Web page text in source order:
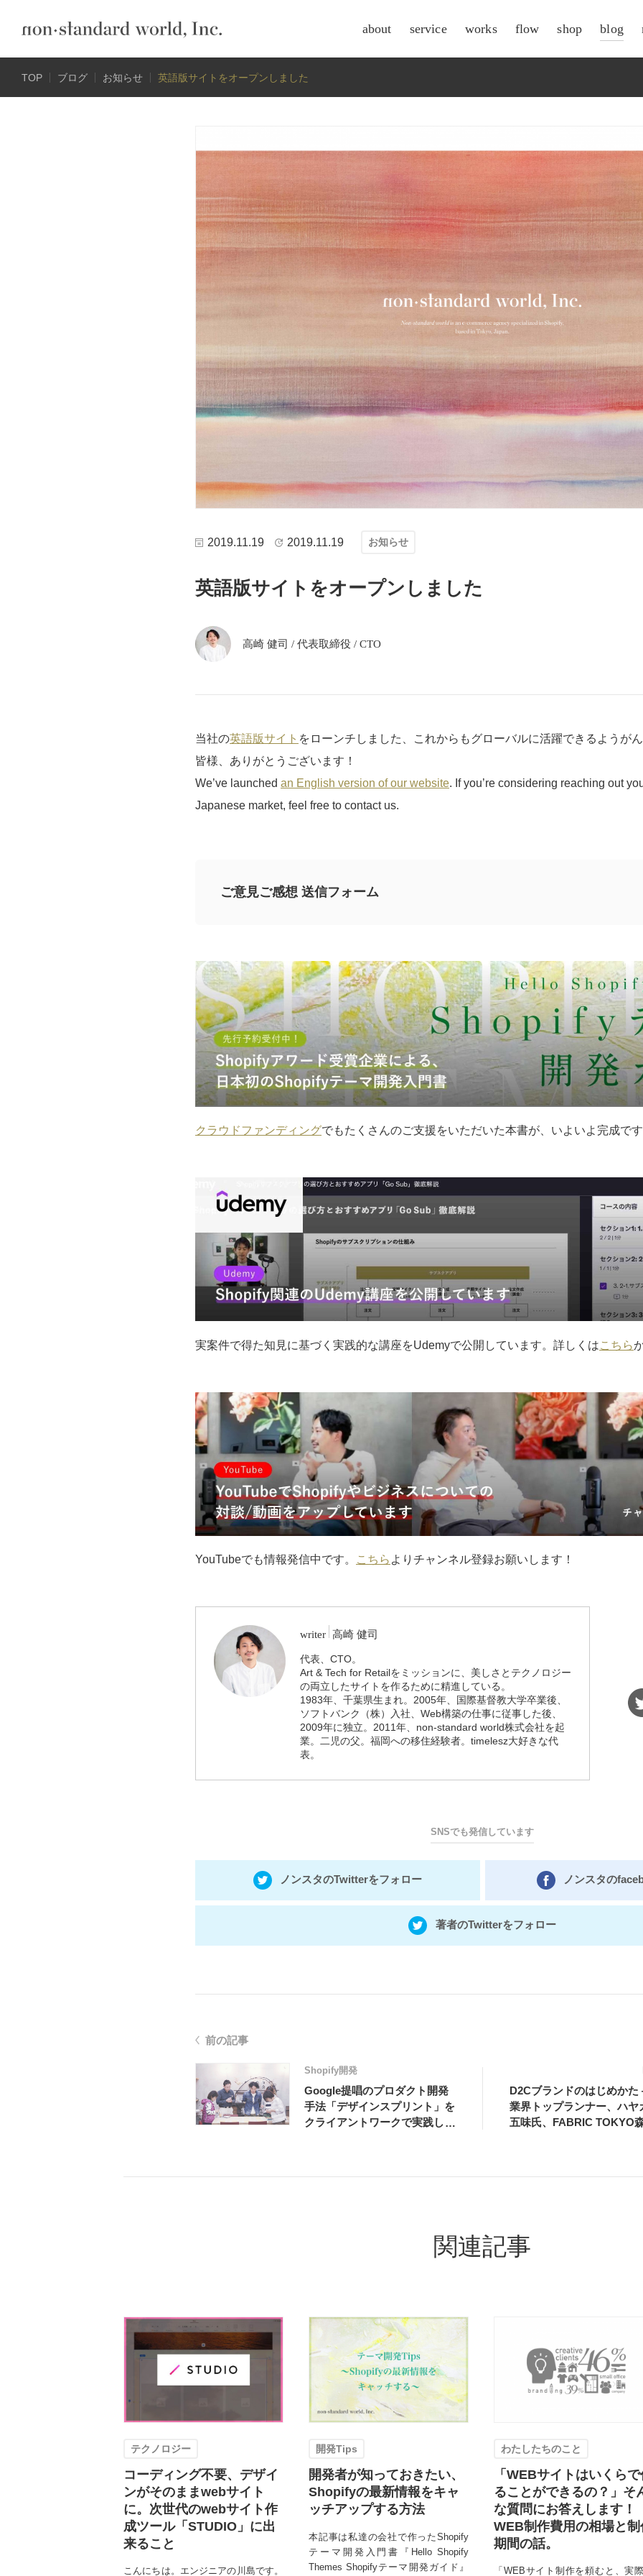
about
csr
service works flow shop blog
TOP ブログ お知らせ 英語版サイトをオープンしました
2019.11.19 2019.11.19 お知らせ
英語版サイトをオープンしました
高崎 健司 / 代表取締役 / CTO
当社の英語版サイト をローンチしました、これからもグローバルに活躍できるようが
皆様、ありがとうございます！
We’ve launched an English version of our website. If you’re considering reaching out
Japanese market, feel free to contact us.
ご意見ご感想 送信フォーム
合がございます。あらかじめご了承ください。
クラウドファンディングでもたくさんのご支援をいただいた本書が、いよいよ完成で
実案件で得た知見に基づく実践的な講座をUdemyで公開しています。詳しくはこちら
YouTubeでも情報発信中です。 こちら よりチャンネル登録お願いします！
writer 高崎 健司
取
締
役
/
CTO
代表、CTO。
Art & Tech for Retailをミッションに、美しさとテクノロジー
の両立したサイトを作るために精進している。
1983年、千葉県生まれ。2005年、国際基督教大学卒業後、
ソフトバンク（株）入社、Web構築の仕事に従事した後、
2009年に独立。2011年、non-standard world株式会社を起
業。二児の父。福岡への移住経験者。timelesz大好きな代
表。
SNSでも発信しています
ノンスタのTwitterをフォロー ノンスタの
著者のTwitterをフォロー
前の記事
Shopify開発
Google提唱のプロダクト開発
手法「デザインスプリント」を
クライアントワークで実践した
D2Cブランドのはじめか
業界トップランナー、ハヤ
五味氏、FABRIC TOKYO
関連記事
テクノロジー
コーディング不要、デザイ
ンがそのままwebサイト
に。次世代のwebサイト作
成ツール「STUDIO」に出
来ること
こんにちは。エンジニアの川島です。
開発Tips
開発者が知っておきたい、
Shopifyの最新情報をキャ
ッチアップする方法
本記事は私達の会社で作ったShopify
テーマ開発入門書『Hello Shopify
Themes Shopifyテーマ開発ガイド』
わたしたちのこと
「WEBサイトはいくら
ることができるの？」そ
な質問にお答えします！
WEB制作費用の相場と制
期間の話。
「WEBサイト制作を頼むと、実